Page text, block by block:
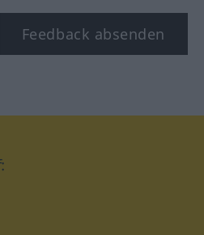
Feedback absenden